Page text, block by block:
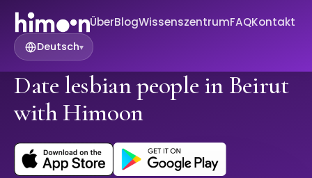
ÜberBlogWissenszentrumFAQKontakt
Deutsch▾
Date lesbian people in Beirut
with Himoon